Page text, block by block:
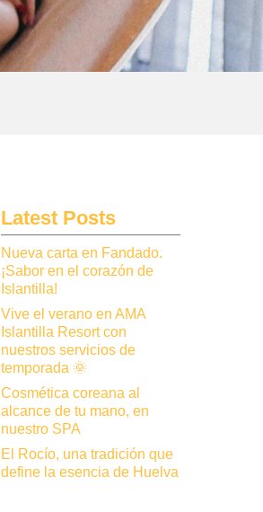
Latest Posts
Nueva carta en Fandado.
¡Sabor en el corazón de
Islantilla!
Vive el verano en AMA
Islantilla Resort con
nuestros servicios de
temporada 🌞
Cosmética coreana al
alcance de tu mano, en
nuestro SPA
El Rocío, una tradición que
define la esencia de Huelva